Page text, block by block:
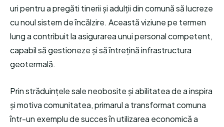
uri pentru a pregăti tinerii și adulții din comună să lucreze
cu noul sistem de încălzire. Această viziune pe termen
lung a contribuit la asigurarea unui personal competent,
capabil să gestioneze și să întrețină infrastructura
geotermală.
Prin străduințele sale neobosite și abilitatea de a inspira
și motiva comunitatea, primarul a transformat comuna
într-un exemplu de succes în utilizarea economică a